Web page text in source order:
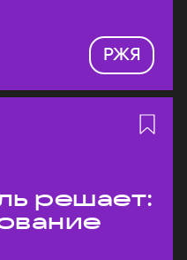
РЖЯ
решает: